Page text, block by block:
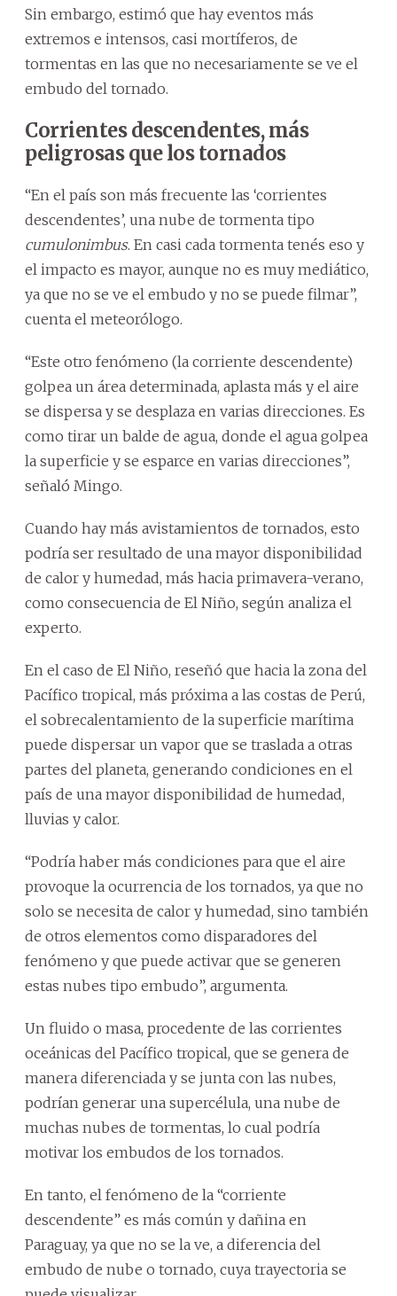
Sin embargo, estimó que hay eventos más
extremos e intensos, casi mortíferos, de
tormentas en las que no necesariamente se ve el
embudo del tornado.
Corrientes descendentes, más
peligrosas que los tornados
“En el país son más frecuente las ‘corrientes
descendentes’, una nube de tormenta tipo
cumulonimbus. En casi cada tormenta tenés eso y
el impacto es mayor, aunque no es muy mediático,
ya que no se ve el embudo y no se puede filmar”,
cuenta el meteorólogo.
“Este otro fenómeno (la corriente descendente)
golpea un área determinada, aplasta más y el aire
se dispersa y se desplaza en varias direcciones. Es
como tirar un balde de agua, donde el agua golpea
la superficie y se esparce en varias direcciones”,
señaló Mingo.
Cuando hay más avistamientos de tornados, esto
podría ser resultado de una mayor disponibilidad
de calor y humedad, más hacia primavera-verano,
como consecuencia de El Niño, según analiza el
experto.
En el caso de El Niño, reseñó que hacia la zona del
Pacífico tropical, más próxima a las costas de Perú,
el sobrecalentamiento de la superficie marítima
puede dispersar un vapor que se traslada a otras
partes del planeta, generando condiciones en el
país de una mayor disponibilidad de humedad,
lluvias y calor.
“Podría haber más condiciones para que el aire
provoque la ocurrencia de los tornados, ya que no
solo se necesita de calor y humedad, sino también
de otros elementos como disparadores del
fenómeno y que puede activar que se generen
estas nubes tipo embudo”, argumenta.
Un fluido o masa, procedente de las corrientes
oceánicas del Pacífico tropical, que se genera de
manera diferenciada y se junta con las nubes,
podrían generar una supercélula, una nube de
muchas nubes de tormentas, lo cual podría
motivar los embudos de los tornados.
En tanto, el fenómeno de la “corriente
descendente” es más común y dañina en
Paraguay, ya que no se la ve, a diferencia del
embudo de nube o tornado, cuya trayectoria se